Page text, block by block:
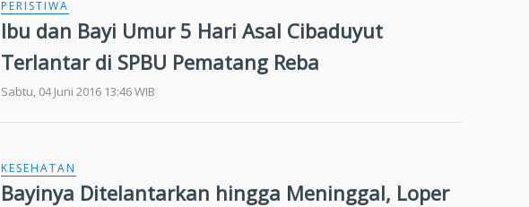
PERISTIWA
Ibu dan Bayi Umur 5 Hari Asal Cibaduyut
Terlantar di SPBU Pematang Reba
Sabtu, 04 Juni 2016 13:46 WIB
KESEHATAN
Bayinya Ditelantarkan hingga Meninggal, Loper